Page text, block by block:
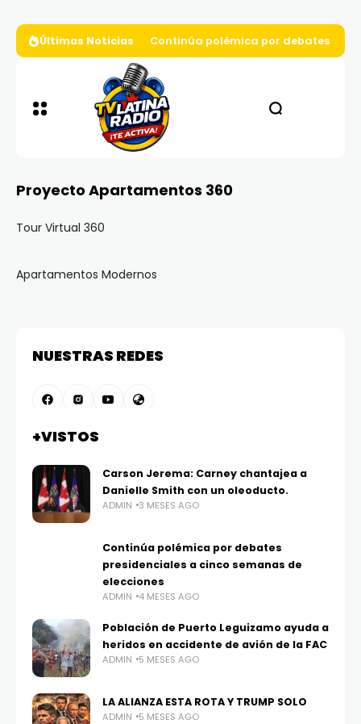
Últimas Noticias Continúa polémica por debates
Proyecto Apartamentos 360
Tour Virtual 360
Apartamentos Modernos
NUESTRAS REDES
+VISTOS
Carson Jerema: Carney chantajea a
Danielle Smith con un oleoducto.
ADMIN 3 MESES AGO
Continúa polémica por debates
presidenciales a cinco semanas de
elecciones
ADMIN 4 MESES AGO
Población de Puerto Leguizamo ayuda a
heridos en accidente de avión de la FAC
ADMIN 5 MESES AGO
LA ALIANZA ESTA ROTA Y TRUMP SOLO
ADMIN 5 MESES AGO